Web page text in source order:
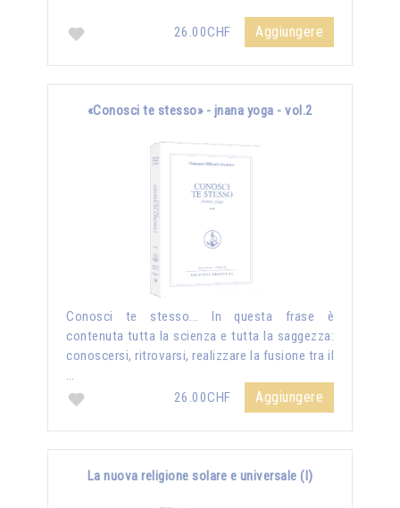
26.00CHF Aggiungere
«Conosci te stesso» - jnana yoga - vol.2
Conosci te stesso... In questa frase è
contenuta tutta la scienza e tutta la saggezza:
conoscersi, ritrovarsi, realizzare la fusione tra il
…
26.00CHF
Aggiungere
La nuova religione solare e universale (I)